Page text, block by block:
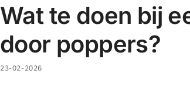
Wat te doen bij
door poppers?
23-02-2026